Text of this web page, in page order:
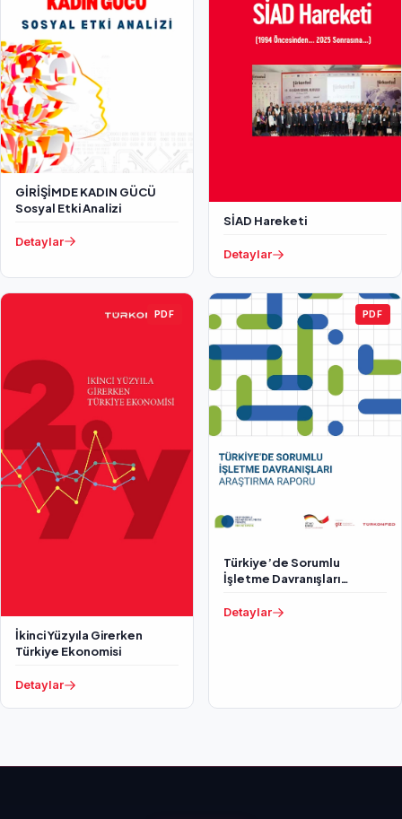
GİRİŞİMDE KADIN GÜCÜ
Sosyal Etki Analizi
Detaylar
SİAD Hareketi
Detaylar
PDF
İkinci Yüzyıla Girerken
Türkiye Ekonomisi
Detaylar
PDF
Türkiye’de Sorumlu
İşletme Davranışları
Detaylar